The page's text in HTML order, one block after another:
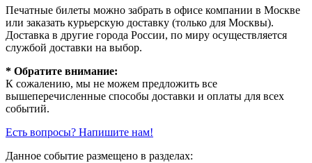
Печатные билеты можно забрать в офисе компании в Москве
или заказать курьерскую доставку (только для Москвы).
Доставка в другие города России, по миру осуществляется
службой доставки на выбор.
* Обратите внимание:
К сожалению, мы не можем предложить все
вышеперечисленные способы доставки и оплаты для всех
событий.
Есть вопросы? Напишите нам!
Данное событие размещено в разделах: